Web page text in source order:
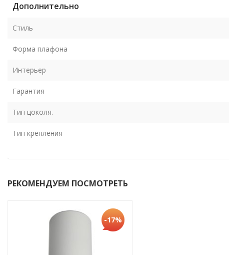
Дополнительно
Стиль
Форма плафона
Интерьер
Гарантия
Тип цоколя.
Тип крепления
РЕКОМЕНДУЕМ ПОСМОТРЕТЬ
-17%